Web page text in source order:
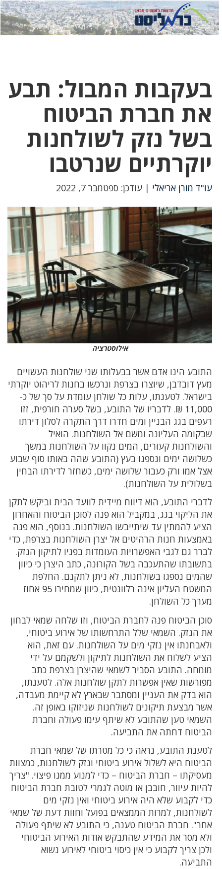
לחץ
כאן
לחץ
כדי
בעקבות המבול: תבע
את חברת הביטוח
בשל נזק לשולחנות
יוקרתיים שנרטבו
עו"ד מורן אריאלי | עודכן: ספטמבר 7, 2022
אילוסטרציה
התובע הינו אדם אשר בבעלותו שני שולחנות העשויים
מעץ דובדבן, שיוצרו בצרפת ונרכשו בחנות לריהוט יוקרתי
בישראל. לטענתו, עלות כל שולחן עומדת על סך של כ-
11,000 ₪. לדבריו של התובע, בשל סערה חורפית, זזו
רעפים בגג הבניין ומים חדרו דרך התקרה לסלון דירתו
שבקומה העליונה ומשם אל השולחנות. הואיל
והשולחנות קעורים, המים נקוו על השולחנות במשך
כשלושה ימים ונספגו בעץ (התובע שהה באותו סוף שבוע
אצל אמו ורק כעבור שלושה ימים, כשחזר לדירתו הבחין
בשלולית על השולחנות).
לדברי התובע, הוא דיווח מיידית לוועד הבית וביקש לתקן
את הליקוי בגג, במקביל הוא פנה לסוכן הביטוח והאחרון
הציע להמתין עד שיתייבשו השולחנות. בנוסף, הוא פנה
באמצעות חנות הרהיטים אל יצרן השולחנות בצרפת, כדי
לברר גם לגבי האפשרויות העומדות בפניו לתיקון הנזק.
בתשובתו שהתעכבה בשל הקורונה, כתב היצרן כי כיוון
שהמים נספגו בשולחנות, לא ניתן לתקנם. החלפת
המשטח העליון אינה רלוונטית, כיוון שמחירו 95 אחוז
מערך כל השולחן.
סוכן הביטוח פנה לחברת הביטוח, וזו שלחה שמאי לבחון
את הנזק. השמאי שלל התרחשותו של אירוע ביטוחי,
ולאבחנתו אין נזקי מים על השולחנות. עם זאת, הוא
הציע לשלוח את השולחנות לתיקון ולשקמם על ידי
מומחה. התובע הסביר לשמאי שהיצרן בצרפת כתב
מפורשות שאין אפשרות לתקן שולחנות אלה. לטענתו,
הוא בדק את העניין ומסתבר שבארץ לא קיימת מעבדה,
אשר מבצעת תיקונים לשולחנות שניזוקו באופן זה.
השמאי טען שהתובע לא שיתף עימו פעולה וחברת
הביטוח דחתה את התביעה.
לטענת התובע, נראה כי כל מטרתו של שמאי חברת
הביטוח היא לשלול אירוע ביטוחי ונזק לשולחנות, כמצוות
מעסיקתו – חברת הביטוח – כדי למנוע ממנו פיצוי. "צריך
להיות עיוור, חובבן או מוטה לגמרי לטובת חברת הביטוח
כדי לקבוע שלא היה אירוע ביטוחי ואין נזקי מים
לשולחנות, למרות הממצאים בפועל וחוות דעת של שמאי
אחר". חברת הביטוח טענה, כי התובע לא שיתף פעולה
ולא מסר את המידע שהתבקש אודות האירוע הביטוחי
ולכן צריך לקבוע כי אין כיסוי ביטוחי לאירוע נשוא
התביעה.